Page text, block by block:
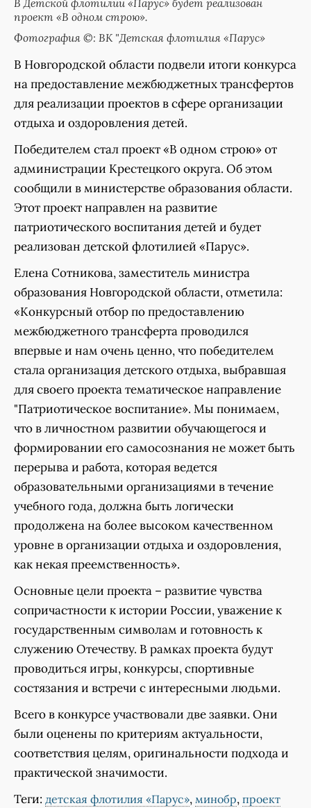
В Детской флотилии «Парус» будет реализован
проект «В одном строю».
Фотография ©: ВК "Детская флотилия «Парус»
В Новгородской области подвели итоги конкурса
на предоставление межбюджетных трансфертов
для реализации проектов в сфере организации
отдыха и оздоровления детей.
Победителем стал проект «В одном строю» от
администрации Крестецкого округа. Об этом
сообщили в министерстве образования области.
Этот проект направлен на развитие
патриотического воспитания детей и будет
реализован детской флотилией «Парус».
Елена Сотникова, заместитель министра
образования Новгородской области, отметила:
«Конкурсный отбор по предоставлению
межбюджетного трансферта проводился
впервые и нам очень ценно, что победителем
стала организация детского отдыха, выбравшая
для своего проекта тематическое направление
"Патриотическое воспитание». Мы понимаем,
что в личностном развитии обучающегося и
формировании его самосознания не может быть
перерыва и работа, которая ведется
образовательными организациями в течение
учебного года, должна быть логически
продолжена на более высоком качественном
уровне в организации отдыха и оздоровления,
как некая преемственность».
Основные цели проекта – развитие чувства
сопричастности к истории России, уважение к
государственным символам и готовность к
служению Отечеству. В рамках проекта будут
проводиться игры, конкурсы, спортивные
состязания и встречи с интересными людьми.
Всего в конкурсе участвовали две заявки. Они
были оценены по критериям актуальности,
соответствия целям, оригинальности подхода и
практической значимости.
Теги: детская флотилия «Парус», минобр, проект